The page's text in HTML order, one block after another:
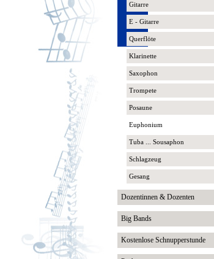
Gitarre
E - Gitarre
Querflöte
Klarinette
Saxophon
Trompete
Posaune
Euphonium
Tuba ... Sousaphon
Schlagzeug
Gesang
Dozentinnen & Dozenten
Big Bands
Kostenlose Schnupperstunde